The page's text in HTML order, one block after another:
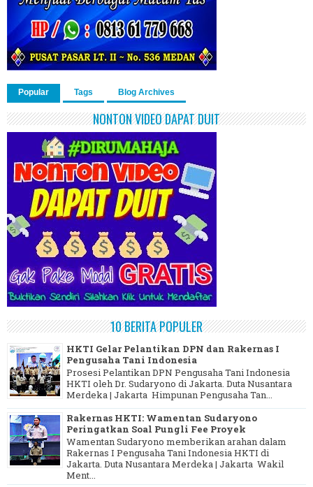
Popular Tags Blog Archives
NONTON VIDEO DAPAT DUIT
10 BERITA POPULER
HKTI Gelar Pelantikan DPN dan Rakernas I
Pengusaha Tani Indonesia
Prosesi Pelantikan DPN Pengusaha Tani Indonesia
HKTI oleh Dr. Sudaryono di Jakarta. Duta Nusantara
Merdeka | Jakarta Himpunan Pengusaha Tan...
Rakernas HKTI: Wamentan Sudaryono
Peringatkan Soal Pungli Fee Proyek
Wamentan Sudaryono memberikan arahan dalam
Rakernas I Pengusaha Tani Indonesia HKTI di
Jakarta. Duta Nusantara Merdeka | Jakarta Wakil
Ment...